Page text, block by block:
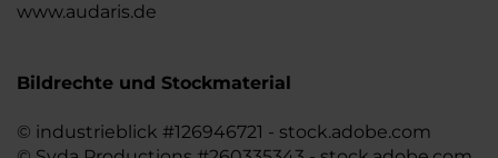
www.audaris.de
Bildrechte und Stockmaterial
© industrieblick #126946721 - stock.adobe.com